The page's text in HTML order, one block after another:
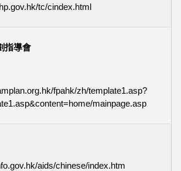
tc/cindex.html
指導會
fpahk/zh/template1.asp?
mainpage.asp
aids/chinese/index.htm